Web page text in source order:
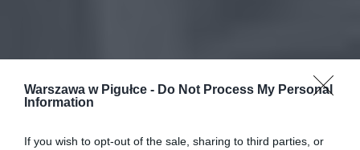
Warszawa w Pigułce - Do Not Process My Personal
Information
If you wish to opt-out of the sale, sharing to third parties, or